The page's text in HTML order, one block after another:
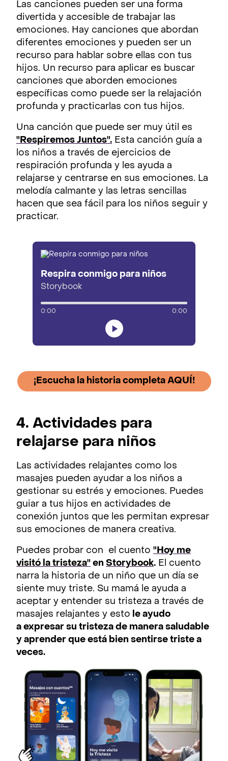
Las canciones pueden ser una forma
divertida y accesible de trabajar las
emociones. Hay canciones que abordan
diferentes emociones y pueden ser un
recurso para hablar sobre ellas con tus
hijos. Un recurso para aplicar es buscar
canciones que aborden emociones
específicas como puede ser la relajación
profunda y practicarlas con tus hijos.
Una canción que puede ser muy útil es
"Respiremos Juntos". Esta canción guía a
los niños a través de ejercicios de
respiración profunda y les ayuda a
relajarse y centrarse en sus emociones. La
melodía calmante y las letras sencillas
hacen que sea fácil para los niños seguir y
practicar.
Respira conmigo para niños
Storybook
0:00 0:00
¡Escucha la historia completa AQUÍ!
4. Actividades para
relajarse para niños
Las actividades relajantes como los
masajes pueden ayudar a los niños a
gestionar su estrés y emociones. Puedes
guiar a tus hijos en actividades de
conexión juntos que les permitan expresar
sus emociones de manera creativa.
Puedes probar con el cuento "Hoy me
visitó la tristeza" en Storybook. El cuento
narra la historia de un niño que un día se
siente muy triste. Su mamá le ayuda a
aceptar y entender su tristeza a través de
masajes relajantes y esto le ayudo
a expresar su tristeza de manera saludable
y aprender que está bien sentirse triste a
veces.